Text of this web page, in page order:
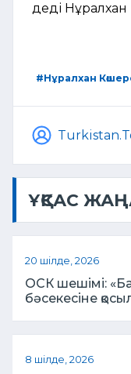
деді
#Нұралхан
ҰҚСАС
20 шілде, 2026
ОСК шешімі:
бәсекесіне
8 шілде, 2026